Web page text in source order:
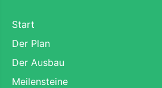
Start
Der Plan
Der Ausbau
Meilensteine